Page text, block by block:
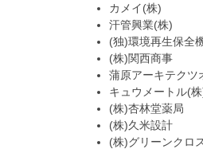
カメイ(株)
汗管興業(株)
(独)環境再生保全
(株)関西商事
蒲原アーキテクツ
キュウメートル(
(株)杏林堂薬局
(株)久米設計
(株)グリーンクロ